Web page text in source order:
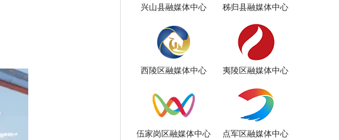
兴山县融媒体中心 秭归县融媒体中心
西陵区融媒体中心 夷陵区融媒体中心
伍家岗区融媒体中心 点军区融媒体中心